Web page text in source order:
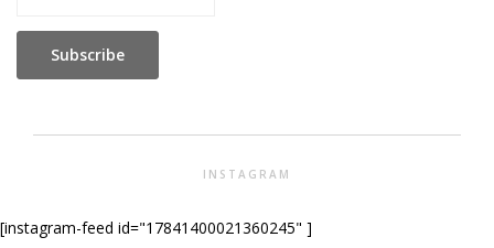
INSTAGRAM
[instagram-feed id="17841400021360245" ]